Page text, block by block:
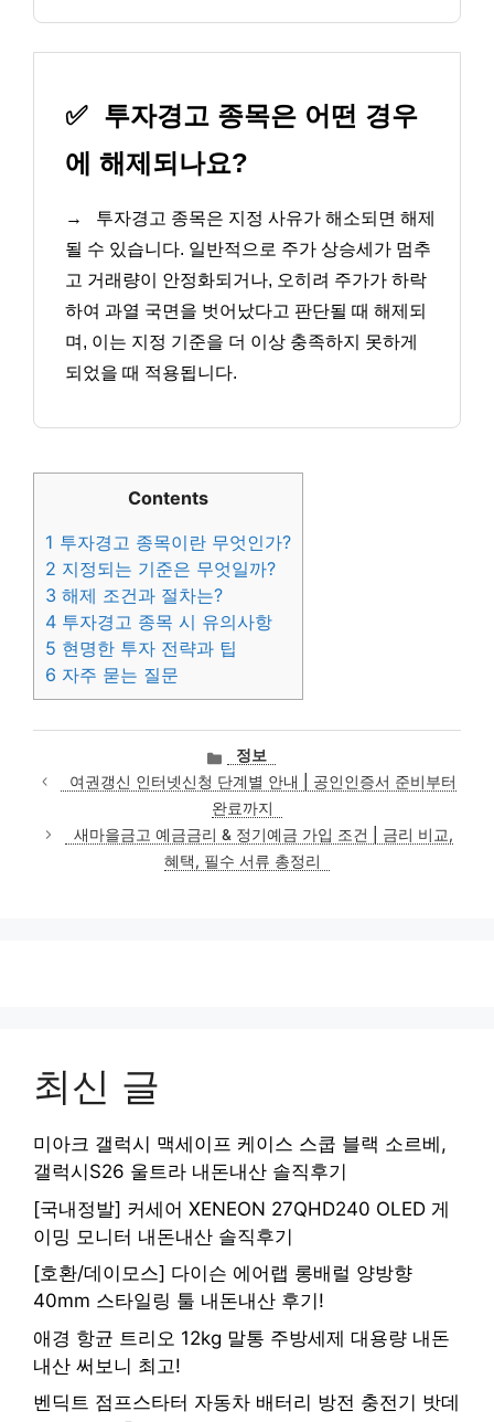
✅ 투자경고 종목은 어떤 경우
에 해제되나요?
→
투자경고 종목은 지정 사유가 해소되면 해제
될 수 있습니다. 일반적으로 주가 상승세가 멈추
고 거래량이 안정화되거나, 오히려 주가가 하락
하여 과열 국면을 벗어났다고 판단될 때 해제되
며, 이는 지정 기준을 더 이상 충족하지 못하게
되었을 때 적용됩니다.
Contents
1 투자경고 종목이란 무엇인가?
2 지정되는 기준은 무엇일까?
3 해제 조건과 절차는?
4 투자경고 종목 시 유의사항
5 현명한 투자 전략과 팁
6 자주 묻는 질문
카
테
고
리
정보
여권갱신 인터넷신청 단계별 안내 | 공인인증서 준비부터
완료까지
새마을금고 예금금리 & 정기예금 가입 조건 | 금리 비교,
혜택, 필수 서류 총정리
최신 글
미아크 갤럭시 맥세이프 케이스 스쿱 블랙 소르베,
갤럭시S26 울트라 내돈내산 솔직후기
[국내정발] 커세어 XENEON 27QHD240 OLED 게
이밍 모니터 내돈내산 솔직후기
[호환/데이모스] 다이슨 에어랩 롱배럴 양방향
40mm 스타일링 툴 내돈내산 후기!
애경 항균 트리오 12kg 말통 주방세제 대용량 내돈
내산 써보니 최고!
벤딕트 점프스타터 자동차 배터리 방전 충전기 밧데